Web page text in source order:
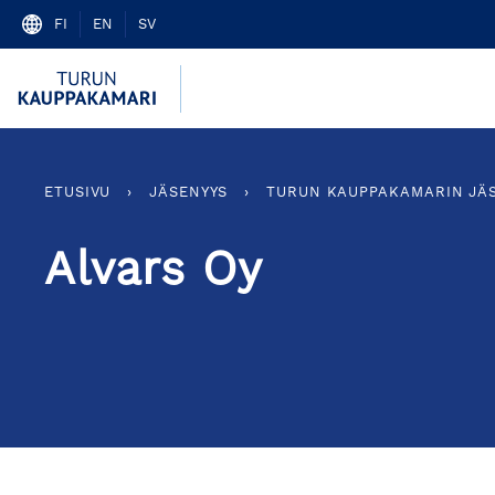
Skip
FI EN SV
ETUSIVU › JÄSENYYS › TURUN KAUPPAKAMARIN
Alvars Oy